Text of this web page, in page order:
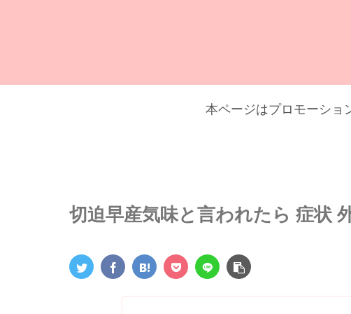
本ページはプロモーショ
切迫早産気味と言われたら 症状